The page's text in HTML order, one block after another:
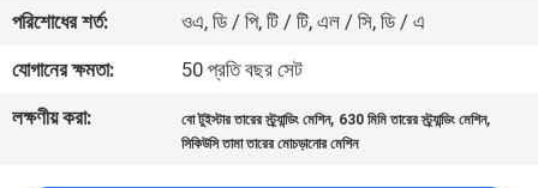
যোগাযোগ
করুন
খবর
পরিশোধের শর্ত:
ওএ, ডি / পি, টি / টি, এল / সি, ডি / এ
যোগানের ক্ষমতা:
50 প্রতি বছর সেট
লক্ষণীয় করা:
বো টুইস্টার তারের স্ট্র্যান্ডিং মেশিন, 630 মিমি তারের স্ট্র্যান্ডিং মেশিন,
সিকিউসি তামা তারের মোচড়ানোর মেশিন